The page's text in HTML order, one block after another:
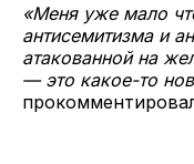
«Меня уже мало
антисемитизма и
атакованной на
— это какое-то